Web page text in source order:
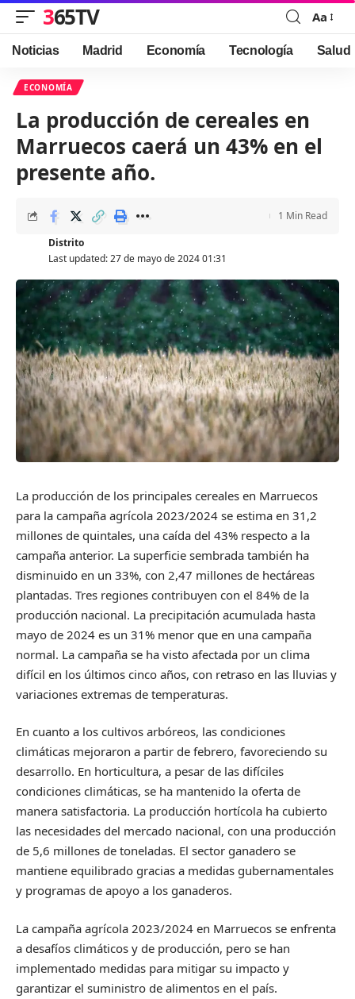
365TV
Font
Resizer
Aa
Noticias Madrid Economía Tecnología Salud
ECONOMÍA
La producción de cereales en
Marruecos caerá un 43% en el
presente año.
Last updated: 27 de mayo de 2024 01:31
Distrito
1 Min Read
La producción de los principales cereales en Marruecos
para la campaña agrícola 2023/2024 se estima en 31,2
millones de quintales, una caída del 43% respecto a la
campaña anterior. La superficie sembrada también ha
disminuido en un 33%, con 2,47 millones de hectáreas
plantadas. Tres regiones contribuyen con el 84% de la
producción nacional. La precipitación acumulada hasta
mayo de 2024 es un 31% menor que en una campaña
normal. La campaña se ha visto afectada por un clima
difícil en los últimos cinco años, con retraso en las lluvias y
variaciones extremas de temperaturas.
En cuanto a los cultivos arbóreos, las condiciones
climáticas mejoraron a partir de febrero, favoreciendo su
desarrollo. En horticultura, a pesar de las difíciles
condiciones climáticas, se ha mantenido la oferta de
manera satisfactoria. La producción hortícola ha cubierto
las necesidades del mercado nacional, con una producción
de 5,6 millones de toneladas. El sector ganadero se
mantiene equilibrado gracias a medidas gubernamentales
y programas de apoyo a los ganaderos.
La campaña agrícola 2023/2024 en Marruecos se enfrenta
a desafíos climáticos y de producción, pero se han
implementado medidas para mitigar su impacto y
garantizar el suministro de alimentos en el país.